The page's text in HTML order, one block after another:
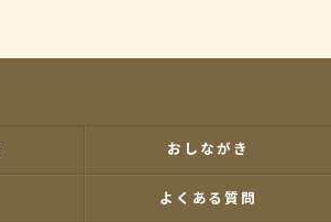
おしながき
よくある質問